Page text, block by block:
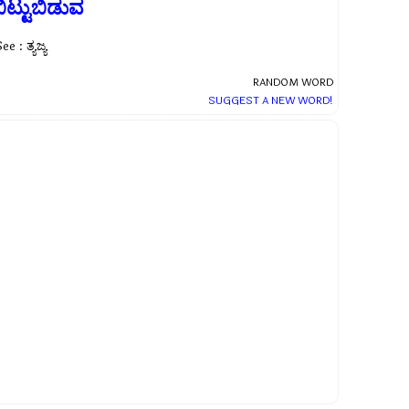
: ತ್ಯಜ್ಯ
RANDOM WORD
SUGGEST A NEW WORD!